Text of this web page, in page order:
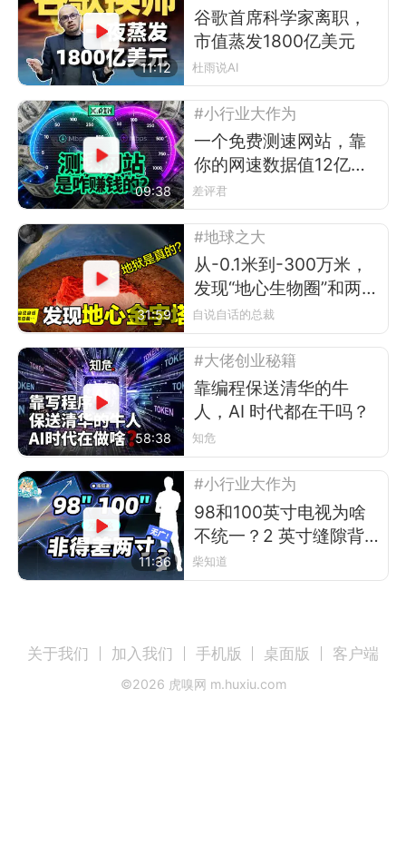
11:12
谷歌首席科学家离职，
市值蒸发1800亿美元
杜雨说AI
09:38
#小行业大作为
一个免费测速网站，靠
你的网速数据值12亿美
元？
差评君
31:59
#地球之大
从-0.1米到-300万米，
发现“地心生物圈”和两
座“地心金字塔”
自说自话的总裁
58:38
#大佬创业秘籍
靠编程保送清华的牛
人，AI 时代都在干吗？
知危
11:36
#小行业大作为
98和100英寸电视为啥
不统一？2 英寸缝隙背
后的行业故事
柴知道
关于我们 加入我们 手机版 桌面版 客户端
©2026 虎嗅网 m.huxiu.com